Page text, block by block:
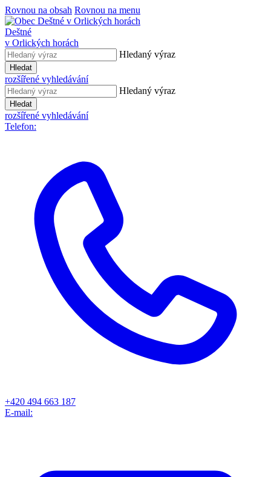
Rovnou na obsah Rovnou na menu
Deštné
v Orlických horách
Hledaný výraz
Hledat
rozšířené vyhledávání
Hledaný výraz
Hledat
rozšířené vyhledávání
Telefon:
+420 494 663 187
E-mail: